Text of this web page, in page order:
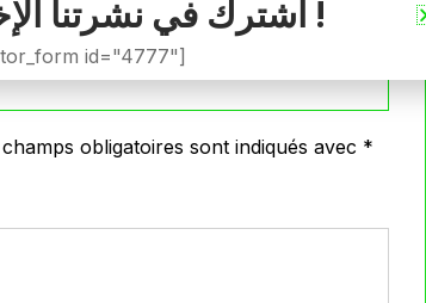
champs obligatoires sont indiqués avec *
اشترك في نشرتنا الإخبارية !
id="4777"]